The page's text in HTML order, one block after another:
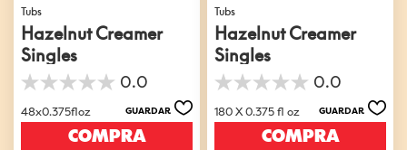
Tubs
Hazelnut Creamer
Singles
0.0
0.0
de
5
estrellas.
48x0.375floz GUARDAR
COMPRA
Tubs
Hazelnut Creamer
Singles
0.0
0.0
de
5
estrellas.
180 X 0.375 fl oz GUARDAR
COMPRA